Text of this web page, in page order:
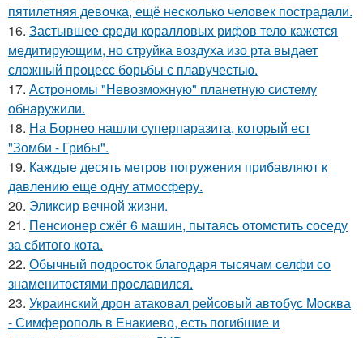
пятилетняя девочка, ещё несколько человек пострадали.
16. Застывшее среди коралловых рифов тело кажется
медитирующим, но струйка воздуха изо рта выдает
сложный процесс борьбы с плавучестью.
17. Астрономы "Невозможную" планетную систему
обнаружили.
18. На Борнео нашли суперпаразита, который ест
"Зомби - Грибы".
19. Каждые десять метров погружения прибавляют к
давлению еще одну атмосферу.
20. Эликсир вечной жизни.
21. Пенсионер сжёг 6 машин, пытаясь отомстить соседу
за сбитого кота.
22. Обычный подросток благодаря тысячам селфи со
знаменитостями прославился.
23. Украинский дрон атаковал рейсовый автобус Москва
- Симферополь в Енакиево, есть погибшие и